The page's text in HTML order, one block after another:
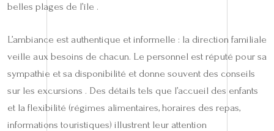
belles plages de l’île .
L’ambiance est authentique et informelle : la direction familiale
veille aux besoins de chacun. Le personnel est réputé pour sa
sympathie et sa disponibilité et donne souvent des conseils
sur les excursions . Des détails tels que l’accueil des enfants
et la flexibilité (régimes alimentaires, horaires des repas,
informations touristiques) illustrent leur attention